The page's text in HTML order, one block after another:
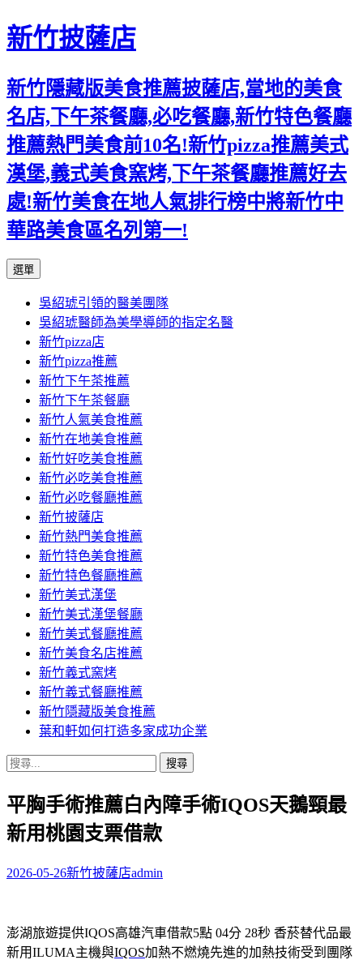
新竹披薩店
新竹隱藏版美食推薦披薩店,當地的美食
名店,下午茶餐廳,必吃餐廳,新竹特色餐廳
推薦熱門美食前10名!新竹pizza推薦美式
漢堡,義式美食窯烤,下午茶餐廳推薦好去
處!新竹美食在地人氣排行榜中將新竹中
華路美食區名列第一!
選單
主
要
內
容
吳紹琥引領的醫美團隊
吳紹琥醫師為美學導師的指定名醫
新竹pizza店
新竹pizza推薦
新竹下午茶推薦
新竹下午茶餐廳
新竹人氣美食推薦
新竹在地美食推薦
新竹好吃美食推薦
新竹必吃美食推薦
新竹必吃餐廳推薦
新竹披薩店
新竹熱門美食推薦
新竹特色美食推薦
新竹特色餐廳推薦
新竹美式漢堡
新竹美式漢堡餐廳
新竹美式餐廳推薦
新竹美食名店推薦
新竹義式窯烤
新竹義式餐廳推薦
新竹隱藏版美食推薦
葉和軒如何打造多家成功企業
搜
關
鍵
字:
平胸手術推薦白內障手術IQOS天鵝頸最
新用桃園支票借款
2026-05-26新竹披薩店admin
澎湖旅遊提供IQOS高雄汽車借款5點 04分 28秒 香菸替代品最
新用ILUMA主機與IQOS加熱不燃燒先進的加熱技術受到團隊